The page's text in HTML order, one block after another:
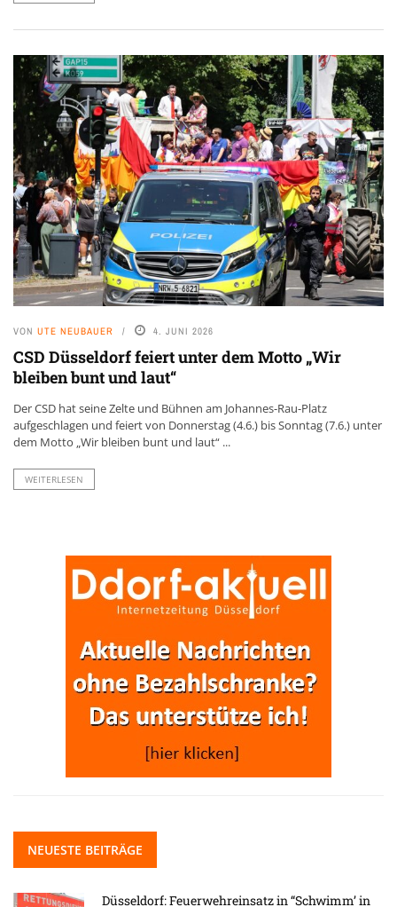
VON UTE NEUBAUER 4. JUNI 2026
CSD Düsseldorf feiert unter dem Motto „Wir
bleiben bunt und laut“
Der CSD hat seine Zelte und Bühnen am Johannes-Rau-Platz
aufgeschlagen und feiert von Donnerstag (4.6.) bis Sonntag (7.6.) unter
dem Motto „Wir bleiben bunt und laut“ ...
WEITERLESEN
NEUESTE BEITRÄGE
Düsseldorf: Feuerwehreinsatz in “Schwimm’ in